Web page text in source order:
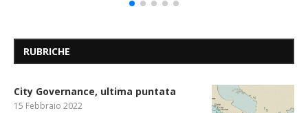
RUBRICHE
City Governance, ultima puntata
15 Febbraio 2022